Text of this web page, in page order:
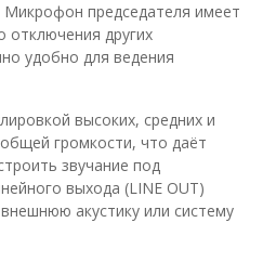
председателя имеет
отключения других
удобно для ведения
высоких, средних и
громкости, что даёт
звучание под
выхода (LINE OUT)
акустику или систему